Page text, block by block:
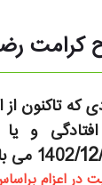
که تاکنون
افتادگی و
1402/ می